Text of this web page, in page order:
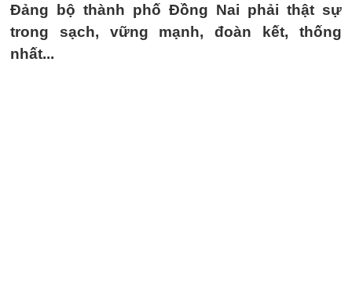
Đảng bộ thành phố Đồng Nai phải thật sự
trong sạch, vững mạnh, đoàn kết, thống
nhất...